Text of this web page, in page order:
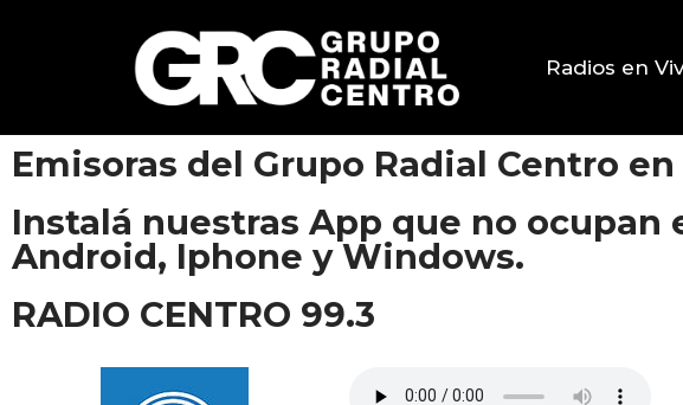
Radios en
Emisoras del Grupo Radial Centro
Instalá nuestras App que no
Android, Iphone y Windows.
RADIO CENTRO 99.3